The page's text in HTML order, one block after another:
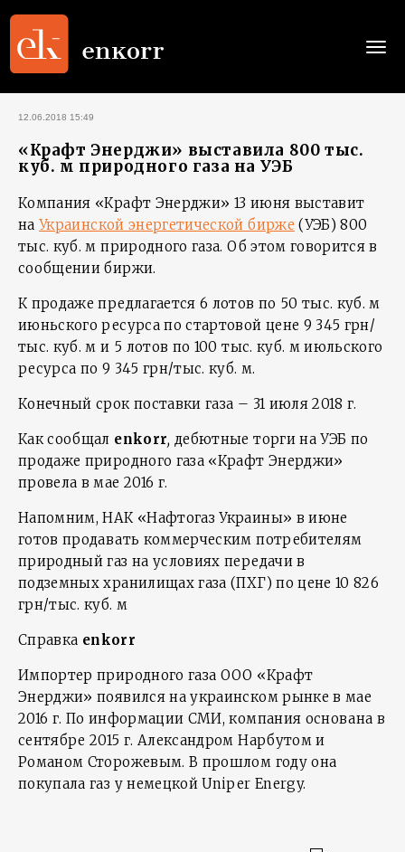
12.06.2018 15:49
«Крафт Энерджи» выставила 800 тыс.
куб. м природного газа на УЭБ
Компания «Крафт Энерджи» 13 июня выставит
наУкраинской энергетической бирже (УЭБ) 800
тыс. куб. м природного газа. Об этом говорится в
сообщении биржи.
К продаже предлагается 6 лотов по 50 тыс. куб. м
июньского ресурса по стартовой цене 9 345 грн/
тыс. куб. м и 5 лотов по 100 тыс. куб. м июльского
ресурса по 9 345 грн/тыс. куб. м.
Конечный срок поставки газа – 31 июля 2018 г.
Как сообщал enkorr, дебютные торги на УЭБ по
продаже природного газа «Крафт Энерджи»
провела в мае 2016 г.
Напомним, НАК «Нафтогаз Украины» в июне
готов продавать коммерческим потребителям
природный газ на условиях передачи в
подземных хранилищах газа (ПХГ) по цене 10 826
грн/тыс. куб. м
Справка enkorr
Импортер природного газа OOO «Крафт
Энерджи» появился на украинском рынке в мае
2016 г. По информации СМИ, компания основана в
сентябре 2015 г. Александром Нарбутом и
Романом Сторожевым. В прошлом году она
покупала газ у немецкой Uniper Energy.